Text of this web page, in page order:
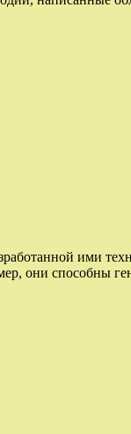
ими
они способны